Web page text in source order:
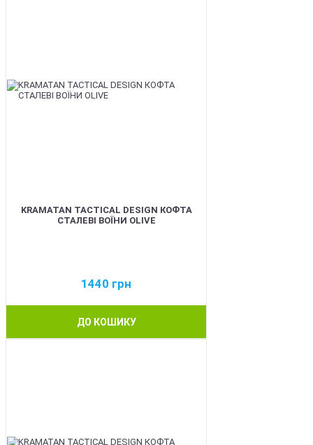
KRAMATAN TACTICAL DESIGN КОФТА
СТАЛЕВІ ВОЇНИ OLIVE
1440 грн
ДО КОШИКУ